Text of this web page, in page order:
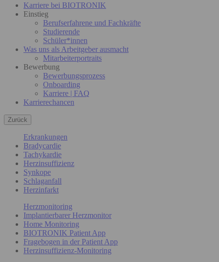
Karriere bei BIOTRONIK
Einstieg
Berufserfahrene und Fachkräfte
Studierende
Schüler*innen
Was uns als Arbeitgeber ausmacht
Mitarbeiterportraits
Bewerbung
Bewerbungsprozess
Onboarding
Karriere | FAQ
Karrierechancen
Zurück
Erkrankungen
Bradycardie
Tachykardie
Herzinsuffizienz
Synkope
Schlaganfall
Herzinfarkt
Herzmonitoring
Implantierbarer Herzmonitor
Home Monitoring
BIOTRONIK Patient App
Fragebogen in der Patient App
Herzinsuffizienz-Monitoring